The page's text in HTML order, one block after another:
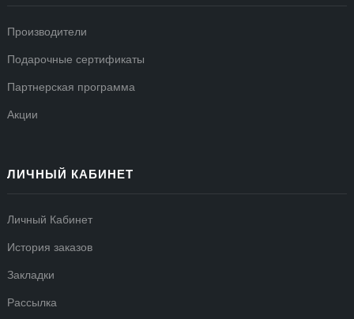
Производители
Подарочные сертификаты
Партнерская программа
Акции
ЛИЧНЫЙ КАБИНЕТ
Личный Кабинет
История заказов
Закладки
Рассылка